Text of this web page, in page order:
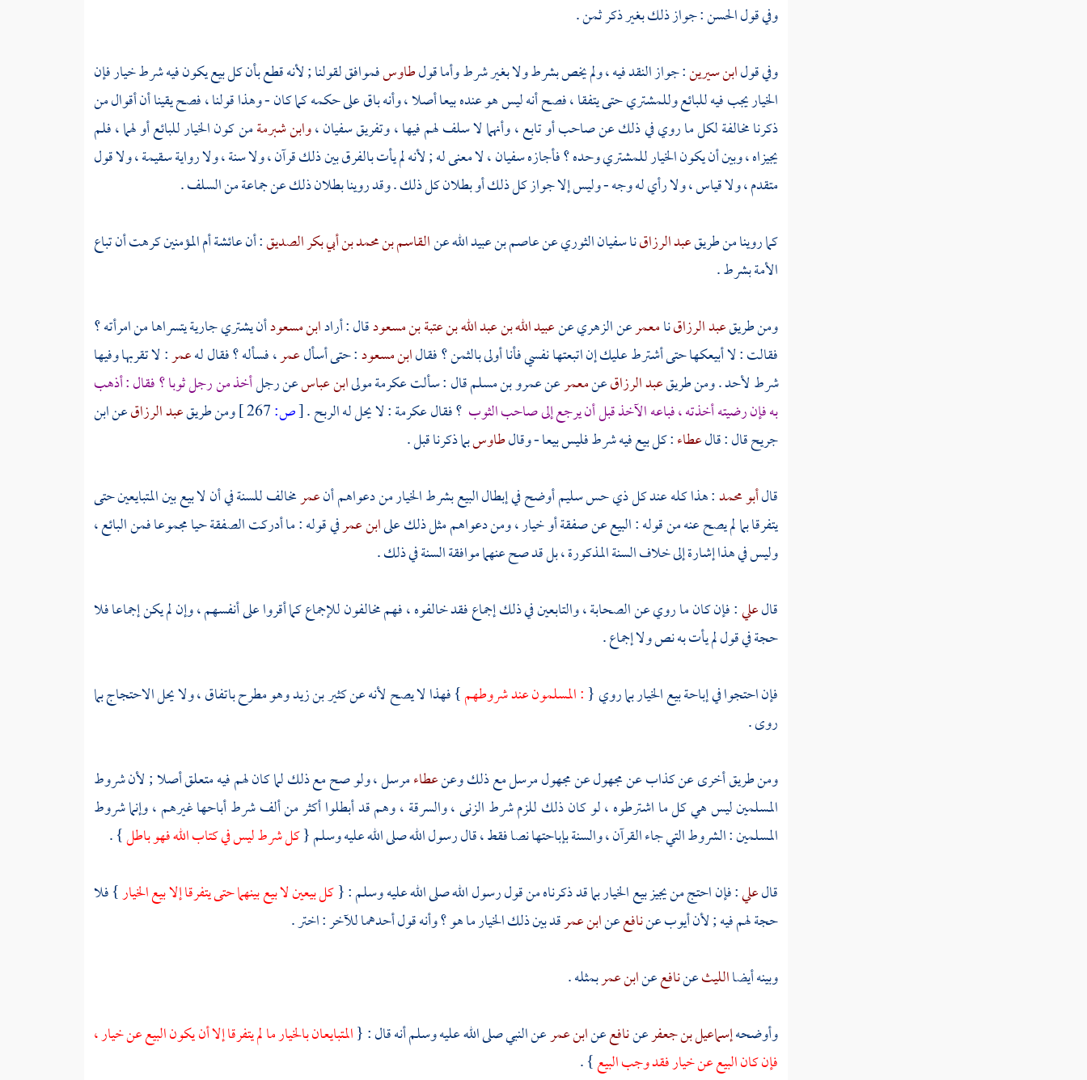
وفي قولالحسن: جواز ذلك بغير ذكر ثمن .
وفي قولابن سيرين: جواز النقد فيه ، ولم يخص بشرط ولا بغير شرط وأما قولطاوسفموافق لقولنا ; لأنه قطع بأن كل بيع يكون فيه شرط خيار فإن
الخيار يجب فيه للبائع وللمشتري حتى يتفقا ، فصح أنه ليس هو عنده بيعا أصلا ، وأنه باق على حكمه كما كان - وهذا قولنا ، فصح يقينا أن أقوال من
ذكرنا مخالفة لكل ما روي في ذلك عن صاحب أو تابع ، وأنهما لا سلف لهم فيها ، وتفريقسفيان،وابن شبرمةمن كون الخيار للبائع أو لهما ، فلم
يجيزاه ، وبين أن يكون الخيار للمشتري وحده ؟ فأجازهسفيان، لا معنى له ; لأنه لم يأت بالفرق بين ذلك قرآن ، ولا سنة ، ولا رواية سقيمة ، ولا قول
متقدم ، ولا قياس ، ولا رأي له وجه - وليس إلا جواز كل ذلك أو بطلان كل ذلك . وقد روينا بطلان ذلك عن جماعة من السلف .
كما روينا من طريقعبد الرزاقناسفيان الثوريعنعاصم بن عبيد اللهعنالقاسم بن محمد بن أبي بكر الصديق: أنعائشةأم المؤمنين كرهت أن تباع
الأمة بشرط .
ومن طريقعبد الرزاقنامعمرعنالزهريعنعبيد الله بن عبد الله بن عتبة بن مسعودقال : أرادابن مسعودأن يشتري جارية يتسراها من امرأته ؟
فقالت : لا أبيعكها حتى أشترط عليك إن اتبعتها نفسي فأنا أولى بالثمن ؟ فقالابن مسعود: حتى أسألعمر، فسأله ؟ فقال لهعمر: لا تقربها وفيها
شرط لأحد . ومن طريقعبد الرزاقعنمعمرعنعمرو بن مسلمقال : سألتعكرمةمولىابن عباسعن رجلأخذ من رجل ثوبا ؟ فقال : أذهب
به فإن رضيته أخذته ، فباعه الآخذ قبل أن يرجع إلى صاحب الثوب ؟ فقالعكرمة: لا يحل له الربح .[ص: ومن طريقعبد الرزاقعنابن
جريحقال : قالعطاء: كل بيع فيه شرط فليس بيعا - وقالطاوسبما ذكرنا قبل .
قالأبو محمد: هذا كله عند كل ذي حس سليم أوضح في إبطال البيع بشرط الخيار من دعواهم أنعمرمخالف للسنة في أن لا بيع بين المتبايعين حتى
يتفرقا بما لم يصح عنه من قوله : البيع عن صفقة أو خيار ، ومن دعواهم مثل ذلك علىابن عمرفي قوله : ما أدركت الصفقة حيا مجموعا فمن البائع ،
وليس في هذا إشارة إلى خلاف السنة المذكورة ، بل قد صح عنهما موافقة السنة في ذلك .
قالعلي: فإن كان ما روي عن الصحابة ، والتابعين في ذلك إجماع فقد خالفوه ، فهم مخالفون للإجماع كما أقروا على أنفسهم ، وإن لم يكن إجماعا فلا
حجة في قول لم يأت به نص ولا إجماع .
فإن احتجوا في إباحة بيع الخيار بما روي {: المسلمون عند شروطهم} فهذا لا يصح لأنه عنكثير بن زيدوهو مطرح باتفاق ، ولا يحل الاحتجاج بما
روى .
ومن طريق أخرى عن كذاب عن مجهول عن مجهول مرسل مع ذلك وعنعطاءمرسل ، ولو صح مع ذلك لما كان لهم فيه متعلق أصلا ; لأن شروط
المسلمين ليس هي كل ما اشترطوه ، لو كان ذلك للزم شرط الزنى ، والسرقة ، وهم قد أبطلوا أكثر من ألف شرط أباحها غيرهم ، وإنما شروط
المسلمين : الشروط التي جاء القرآن ، والسنة بإباحتها نصا فقط ، قال رسول الله صلى الله عليه وسلم {كل شرط ليس في كتاب الله فهو باطل} .
قالعلي: فإن احتج من يجيز بيع الخيار بما قد ذكرناه من قول رسول الله صلى الله عليه وسلم : {كل بيعين لا بيع بينهما حتى يتفرقا إلا بيع الخيار} فلا
حجة لهم فيه ; لأنأيوبعننافععنابن عمرقد بين ذلك الخيار ما هو ؟ وأنه قول أحدهما للآخر : اختر .
وبينه أيضاالليثعننافععنابن عمربمثله .
وأوضحهإسماعيل بن جعفرعننافععنابن عمرعن النبي صلى الله عليه وسلم أنه قال : {المتبايعان بالخيار ما لم يتفرقا إلا أن يكون البيع عن خيار ،
فإن كان البيع عن خيار فقد وجب البيع} .